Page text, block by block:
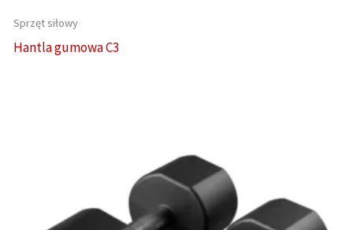
Sprzęt siłowy
Hantla gumowa C3